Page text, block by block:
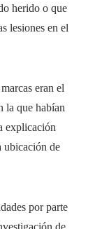
herido o que
lesiones en el
eran el
la que habían
explicación
ubicación de
por parte